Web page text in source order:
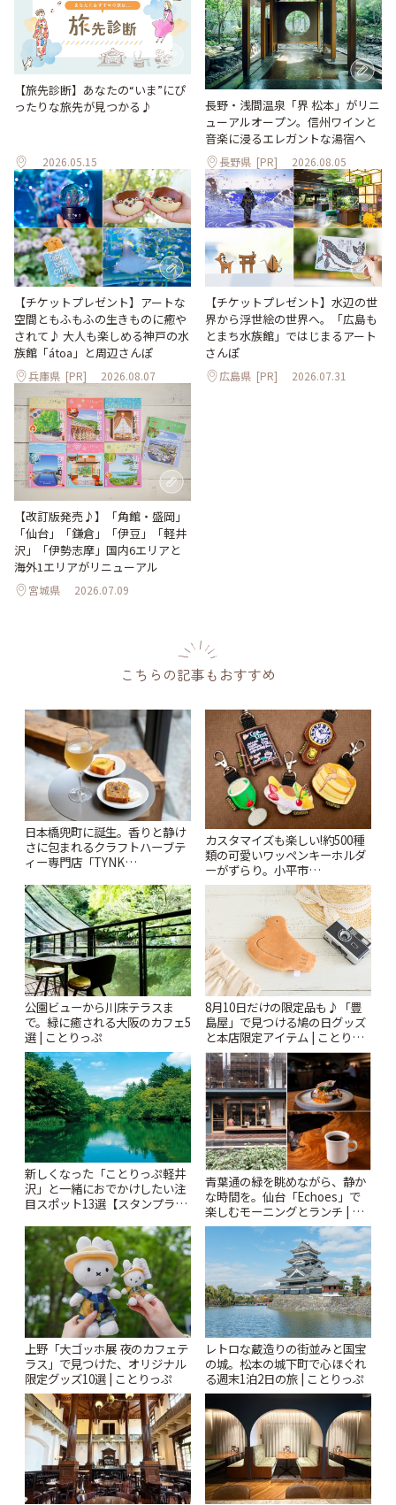
【旅先診断】あなたの“いま”にぴ
ったりな旅先が見つかる♪
2026.05.15
長野・浅間温泉「界 松本」がリニ
ューアルオープン。信州ワインと
音楽に浸るエレガントな湯宿へ
長野県 [PR] 2026.08.05
【チケットプレゼント】アートな
空間ともふもふの生きものに癒や
されて♪ 大人も楽しめる神戸の水
族館「átoa」と周辺さんぽ
兵庫県 [PR] 2026.08.07
【チケットプレゼント】水辺の世
界から浮世絵の世界へ。「広島も
とまち水族館」ではじまるアート
さんぽ
広島県 [PR] 2026.07.31
【改訂版発売♪】「角館・盛岡」
「仙台」「鎌倉」「伊豆」「軽井
沢」「伊勢志摩」国内6エリアと
海外1エリアがリニューアル
宮城県 2026.07.09
こちらの記事もおすすめ
日本橋兜町に誕生。香りと静け
さに包まれるクラフトハーブテ
ィー専門店「TYNK
カスタマイズも楽しい!約500種
類の可愛いワッペンキーホルダ
ーがずらり。小平市
「Kimamaya T&K」 | ことりっ
ぷ
公園ビューから川床テラスま
で。緑に癒される大阪のカフェ5
選 | ことりっぷ
8月10日だけの限定品も♪「豊
島屋」で見つける鳩の日グッズ
と本店限定アイテム | ことりっ
ぷ
新しくなった「ことりっぷ軽井
沢」と一緒におでかけしたい注
目スポット13選【スタンプラリ
青葉通の緑を眺めながら、静か
な時間を。仙台「Echoes」で
楽しむモーニングとランチ | こ
とりっぷ
上野「大ゴッホ展 夜のカフェテ
ラス」で見つけた、オリジナル
限定グッズ10選 | ことりっぷ
レトロな蔵造りの街並みと国宝
の城。松本の城下町で心ほぐれ
る週末1泊2日の旅 | ことりっぷ